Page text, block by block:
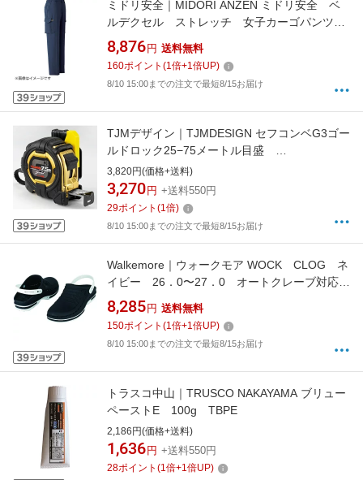
ミドリ安全｜MIDORI ANZEN ミドリ安全 ベ
ルデクセル ストレッチ 女子カーゴパンツ
VEL527C下 13
8,876 円 送料無料
160ポイント (1倍+1倍UP)
8/10 15:00までの注文で最短8/15お届け
TJMデザイン｜TJMDESIGN セフコンベG3ゴー
ルドロック25−75メートル目盛
SFG3GL2575BL
3,820円(価格+送料)
3,270 円 +送料550円
29ポイント (1倍)
8/10 15:00までの注文で最短8/15お届け
Walkemore｜ウォークモア WOCK CLOG ネ
イビー 26．0〜27．0 オートクレーブ対応
134℃ 10004362-4142
8,285 円 送料無料
150ポイント (1倍+1倍UP)
8/10 15:00までの注文で最短8/15お届け
トラスコ中山｜TRUSCO NAKAYAMA ブリュー
ペーストE 100g TBPE
2,186円(価格+送料)
1,636 円 +送料550円
28ポイント (1倍+1倍UP)